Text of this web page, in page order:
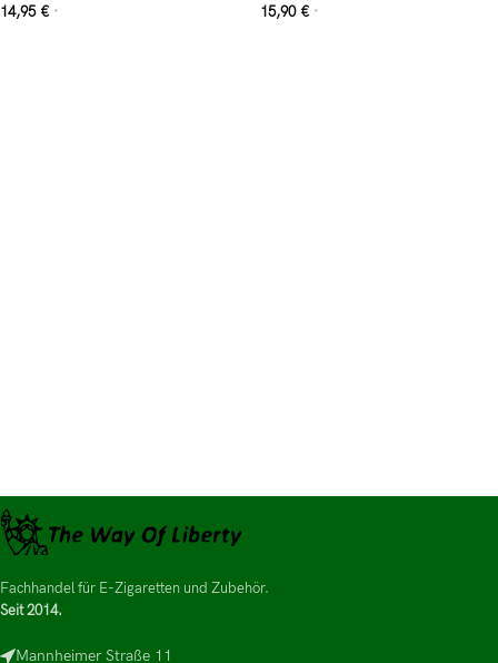
14,95 € * 15,90 € *
Fachhandel für E-Zigaretten und Zubehör.
Seit 2014.
Mannheimer Straße 11